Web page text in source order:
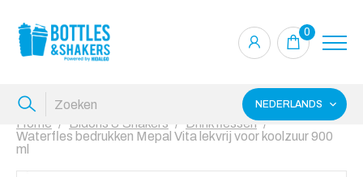
0
NEDERLANDS
Home Bidons & Shakers
Drinkflessen
Waterfles bedrukken Mepal Vita lekvrij voor koolzuur 900
ml